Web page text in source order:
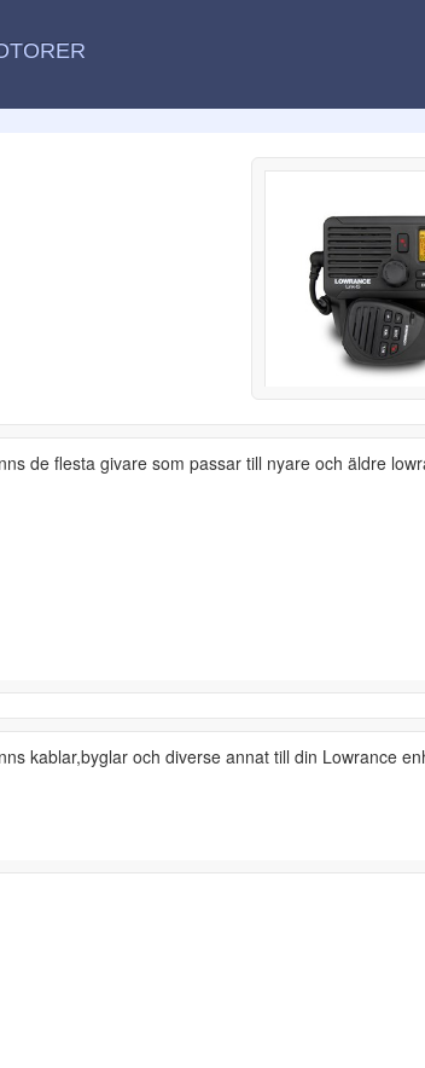
de flesta givare som passar till nyare och äldre
kablar,byglar och diverse annat till din Lowrance